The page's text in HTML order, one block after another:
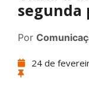
segunda
Por
24 de